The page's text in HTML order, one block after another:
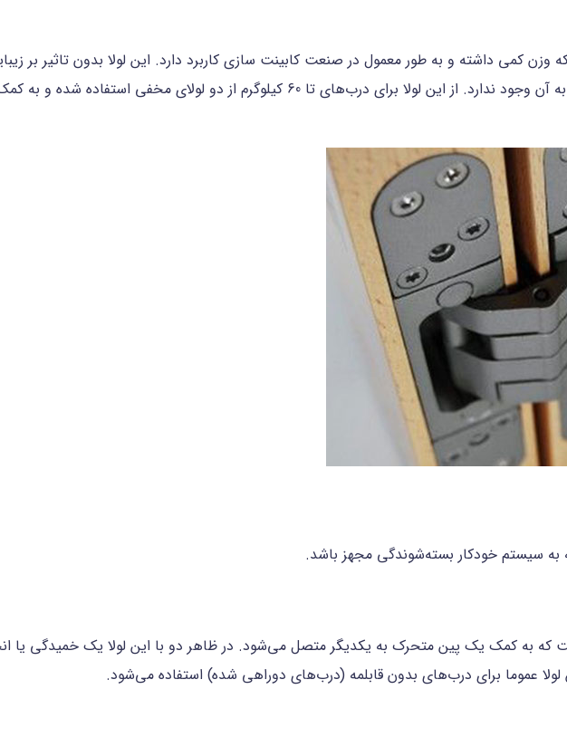
کمی داشته و به طور معمول در صنعت کابینت سازی کاربرد دارد. این لولا بدون تاثیر بر
بدنه نصب شده و از محیط بیرون امکان دسترسی به آن وجود ندارد. از این لولا برای درب‌های تا 60 کیلوگرم از دو
به سیستم خودکار بسته‌شوندگی مجهز باشد.
به کمک یک پین متحرک به یکدیگر متصل می‌شود. در ظاهر دو با این لولا یک خمیدگی یا
لولا عموما برای درب‌های بدون قابلمه (درب‌های دوراهی شده) استفاده می‌شود.